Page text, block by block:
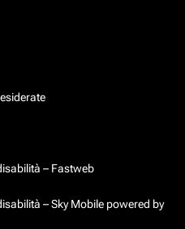
– Fastweb
– Sky Mobile powered by